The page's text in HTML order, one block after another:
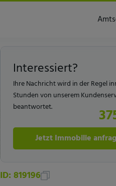
Interessiert?
Ihre Nachricht wird in der Regel
Stunden von unserem
beantwortet.
Jetzt Immobilie
ID: 819196